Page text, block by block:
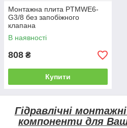
Монтажна плита PTMWE6-
G3/8 без запобіжного
клапана
В наявності
808 ₴
Купити
Гідравлічні
компоненти для